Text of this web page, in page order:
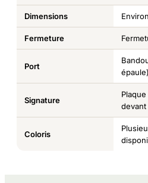
Dimensions
Fermeture
Port
épaule)
Signature
devant
Coloris